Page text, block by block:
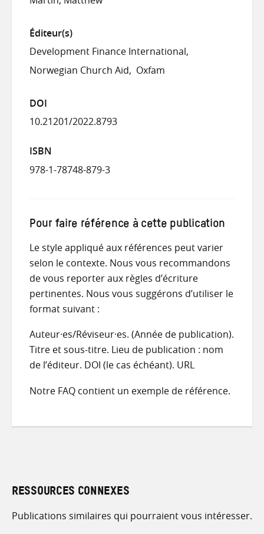
Éditeur(s)
Development Finance International
Norwegian Church Aid
Oxfam
DOI
10.21201/2022.8793
ISBN
978-1-78748-879-3
Pour faire référence à cette publication
Le style appliqué aux références peut varier
selon le contexte. Nous vous recommandons
de vous reporter aux règles d’écriture
pertinentes. Nous vous suggérons d’utiliser le
format suivant :
Auteur·es/Réviseur·es. (Année de publication).
Titre et sous-titre. Lieu de publication : nom
de l’éditeur. DOI (le cas échéant). URL
Notre FAQ contient un exemple de référence.
RESSOURCES CONNEXES
Publications similaires qui pourraient vous intéresser.